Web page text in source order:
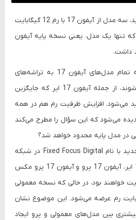
طبق اطلاعات لورفته جدید، سه مدل از آیفون 17 با رم 12 گیگابایت
تنها یک مدل، یعنی نسخه پایه آیفون
قبلاً گزارش شده بود که تمام مدل‌های آیفون 17 به تراشه‌های
سری A19 اپل مجهز می‌شوند، از جمله آیفون 17 ایر که جایگزین
می‌شود. افزایش ظرفیت رم هم در همه
می‌شود که این سؤال را مطرح می‌کند
در مدل پایه محدود خواهد شد؟
طبق ادعای یک افشاگر جدید با نام Fixed Focus Digital در شبکه
ویبو، مدل‌های آیفون 17 ایر، آیفون 17 پرو و آیفون 17 پرو مکس
رم 12 گیگابایت خواهند بود، در حالی که نسخه معمولی
تنها با 8 گیگابایت رم عرضه می‌شود. این موضوع نشان
بین مدل‌های معمولی و پرو ایجاد